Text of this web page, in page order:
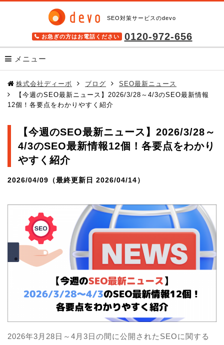
SEO対策サービスのdevo
お急ぎの方はお電話ください 0120-972-656
メニュー
サービス
SEOツール キーワードファインダー
格安SEOサービス SEO Pack
高機能SEOツール seodoor(セオドア)
導入事例
SEOを学ぶ
SEOとは？
SEOラボ(SEOの基礎と対策)
AI×SEO(AISEOの基礎と対策)
SEOセミナー
業種別SEOガイド
株式会社ディーボ ブログ
SEO最新ニュース
【今週のSEO最新ニュース】2026/3/28～4/3のSEO最新情報
12個！各要点をわかりやすく紹介
【今週のSEO最新ニュース】2026/3/28～
4/3のSEO最新情報12個！各要点をわかり
やすく紹介
2026/04/09（最終更新日 2026/04/14）
2026年3月28日～4月3日の間に公開されたSEOに関する